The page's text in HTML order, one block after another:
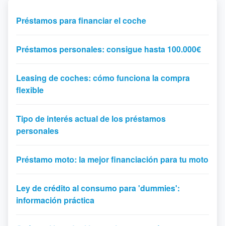
Préstamos para financiar el coche
Préstamos personales: consigue hasta 100.000€
Leasing de coches: cómo funciona la compra
flexible
Tipo de interés actual de los préstamos
personales
Préstamo moto: la mejor financiación para tu moto
Ley de crédito al consumo para 'dummies':
información práctica